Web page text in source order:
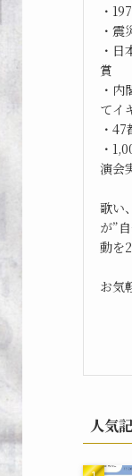
・
・震
・
賞
・
てイ
・
・
演会
歌い
が”
動を
お気
人気